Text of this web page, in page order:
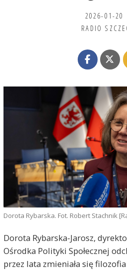
2026-01-20
RADIO
Dorota Rybarska. Fot. Robert Stachnik
Dorota Rybarska-Jarosz,
Ośrodka Polityki Społecznej
przez lata zmieniała się